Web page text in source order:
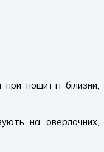
пошитті білизни,
на оверлочних,